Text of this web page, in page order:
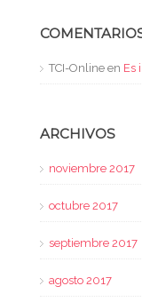
TCI-Online en Es
ARCHIVOS
noviembre 2017
octubre 2017
septiembre 2017
agosto 2017